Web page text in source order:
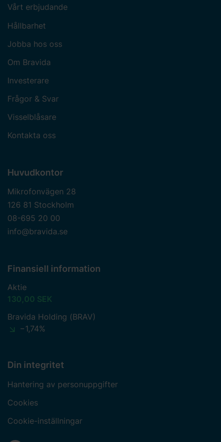
Vårt erbjudande
Hållbarhet
Jobba hos oss
Om Bravida
Investerare
Frågor & Svar
Visselblåsare
Kontakta oss
Huvudkontor
Mikrofonvägen 28
126 81 Stockholm
08-695 20 00
info@bravida.se
Finansiell information
Aktie
130,00 SEK
Bravida Holding (BRAV)
−1,74%
Din integritet
Hantering av personuppgifter
Cookies
Cookie-inställningar